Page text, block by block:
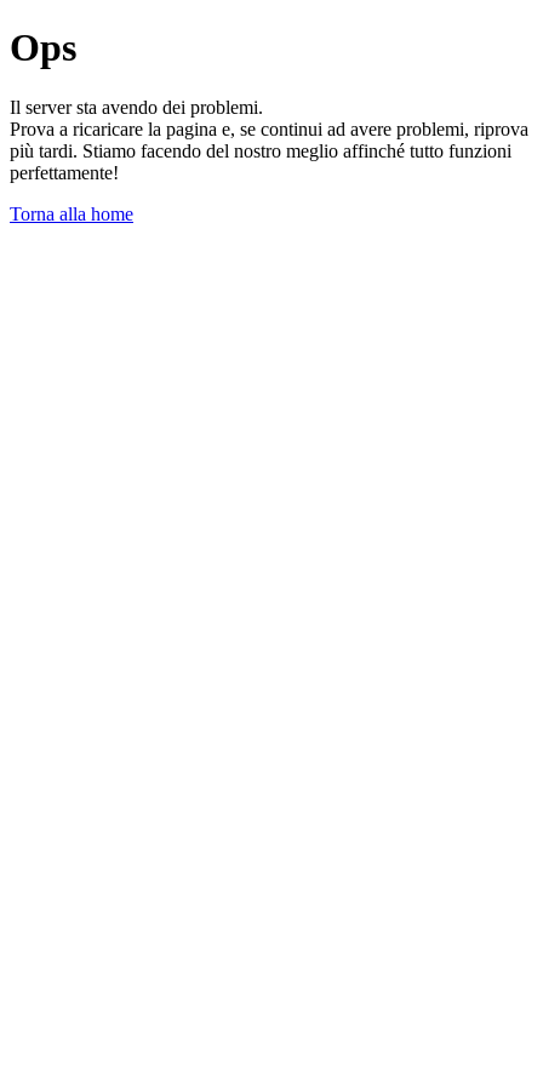
Ops
Il server sta avendo dei problemi.
Prova a ricaricare la pagina e, se continui ad avere problemi, riprova
più tardi. Stiamo facendo del nostro meglio affinché tutto funzioni
perfettamente!
Torna alla home